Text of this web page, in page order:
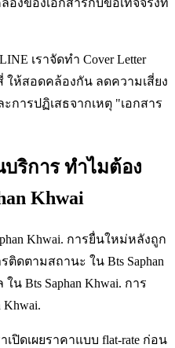
เราจัดทำ Cover Letter
ให้สอดคล้องกัน ลดความเสี่ยง
การปฏิเสธจากเหตุ "เอกสาร
ริการ ทำไมต้อง
Khwai
Khwai. การยื่นใหม่หลังถูก
ติดตามสถานะ ใน Bts Saphan
Bts Saphan Khwai. การ
Khwai.
เปิดเผยราคาแบบ flat-rate ก่อน